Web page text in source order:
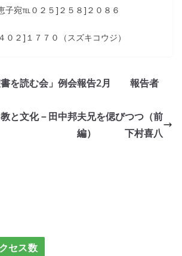
子宛℡０２５]２５８]２０８６
２]１７７０（スズキコウジ）
書を読む会」例会報告2月 報告者
と文化－田中邦夫兄を偲びつつ（前
編） 下村喜八
セス数